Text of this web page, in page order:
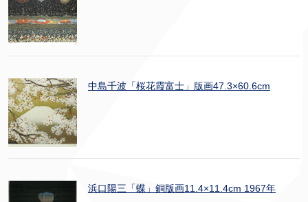
中島千波「桜花霞富士」版画47.3×60.6cm
浜口陽三「蝶」銅版画11.4×11.4cm 1967年